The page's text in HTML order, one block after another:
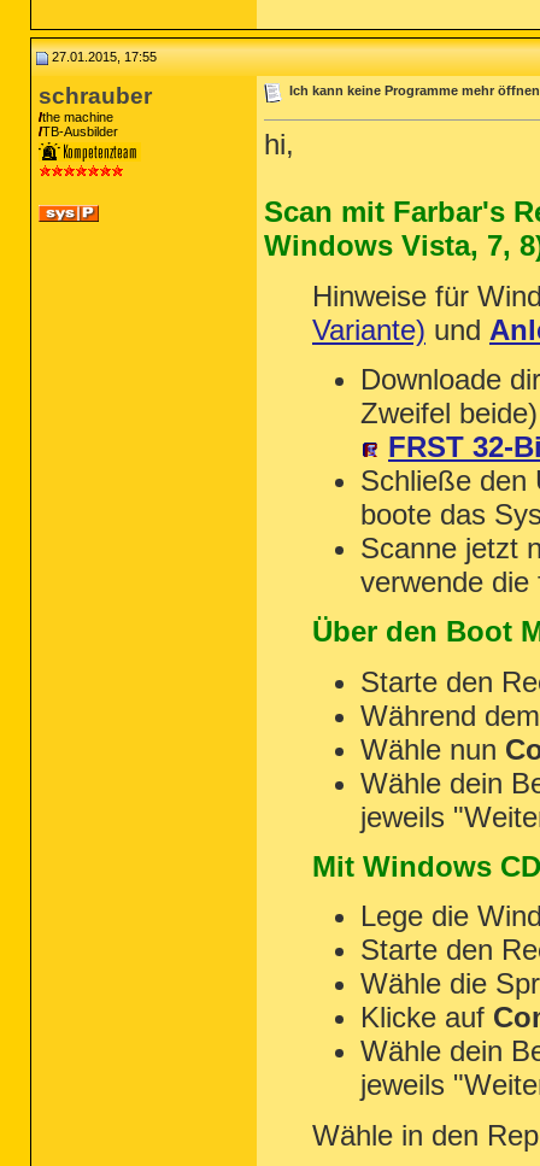
27.01.2015, 17:55
schrauber
the machine
TB-Ausbilder
Ich kann keine Programme mehr öffnen
hi,
Scan mit Farbar's
Windows Vista, 7,
Hinweise für
Variante) und
Downloade
Zweifel
FRST 32-
Schließe den
boote das
Scanne jetzt
verwende
Über den Boot
Starte den
Während
Wähle nun
Wähle dein
jeweils
Mit Windows
Lege die
Starte den
Wähle die
Klicke auf
Wähle dein
jeweils
Wähle in den